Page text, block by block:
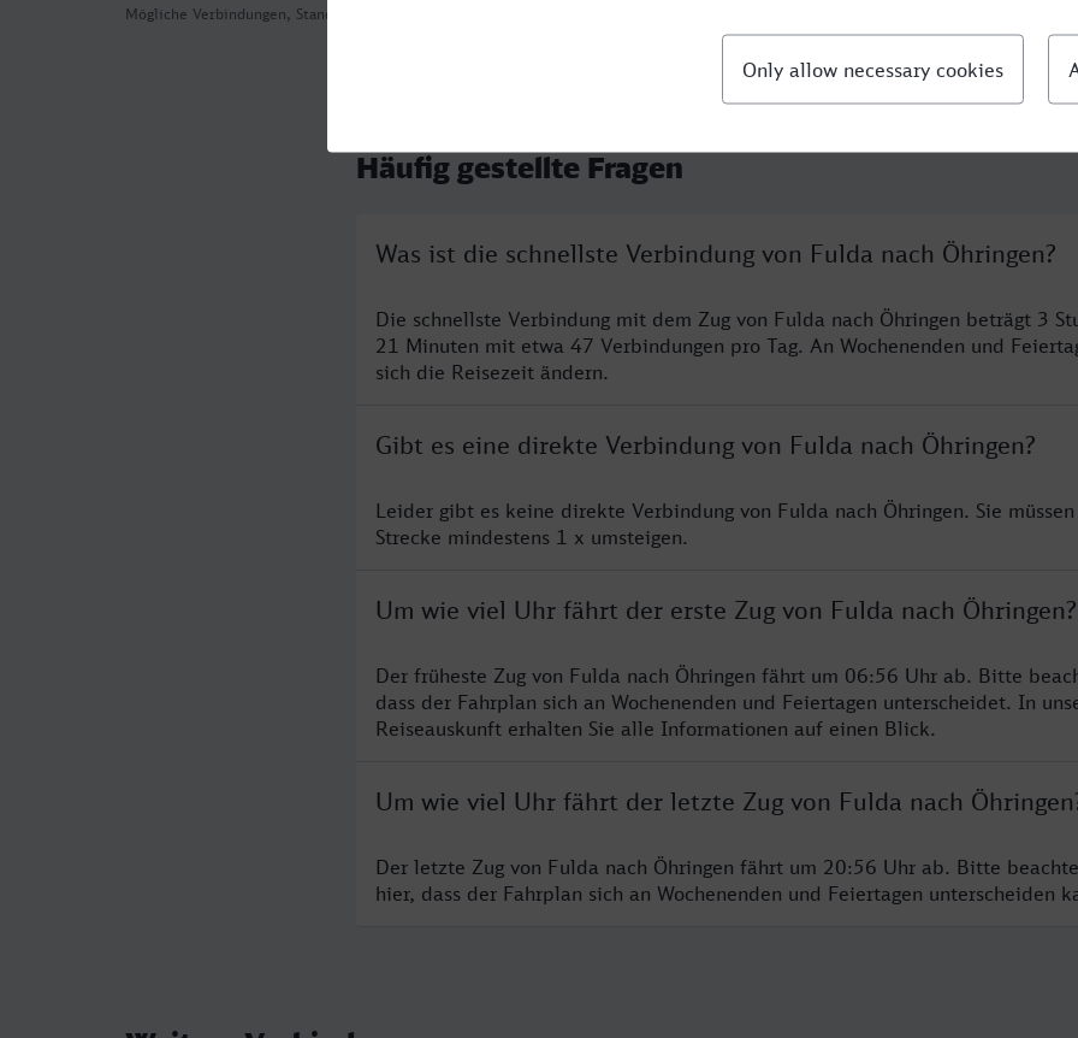
Mögliche Verbindungen, Stand: 2026-08-05 18:20
Häufig gestellte Fragen
Was ist die schnellste Verbindung von Fulda nach Öhringen?
Die schnellste Verbindung mit dem Zug von Fulda nach Öhringen beträgt 3
21 Minuten mit etwa 47 Verbindungen pro Tag. An Wochenenden und
sich die Reisezeit ändern.
Gibt es eine direkte Verbindung von Fulda nach Öhringen?
Leider gibt es keine direkte Verbindung von Fulda nach Öhringen. Sie
Strecke mindestens 1 x umsteigen.
Um wie viel Uhr fährt der erste Zug von Fulda nach Öhringen?
Der früheste Zug von Fulda nach Öhringen fährt um 06:56 Uhr ab. Bitte
dass der Fahrplan sich an Wochenenden und Feiertagen unterscheidet. In
Reiseauskunft erhalten Sie alle Informationen auf einen Blick.
Um wie viel Uhr fährt der letzte Zug von Fulda nach
Der letzte Zug von Fulda nach Öhringen fährt um 20:56 Uhr ab. Bitte
hier, dass der Fahrplan sich an Wochenenden und Feiertagen unterscheiden